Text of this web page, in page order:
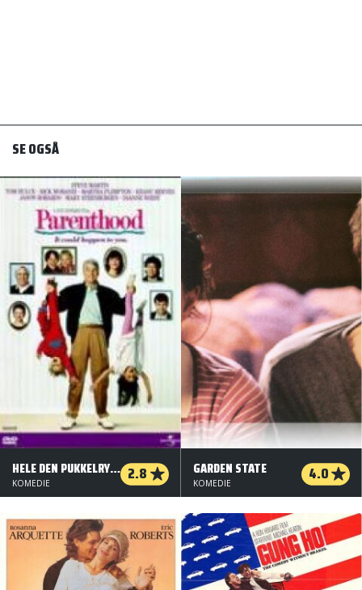
SE OGSÅ
HELE DEN PUKKELRYGGEDE FAMILIE 2.8
KOMEDIE
GARDEN STATE 4.0
KOMEDIE